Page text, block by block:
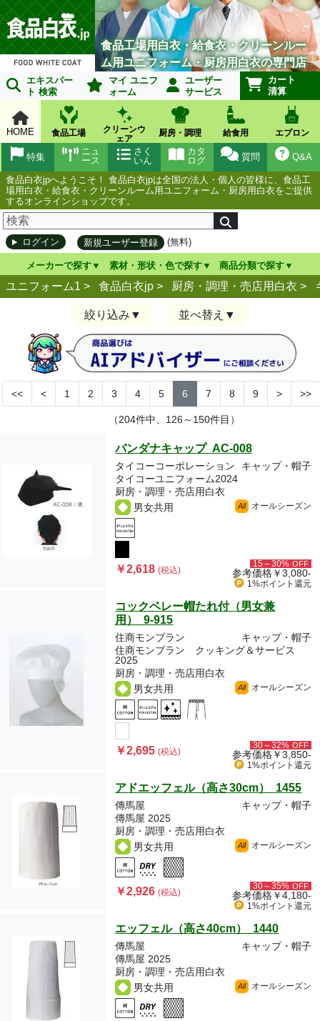
食品工場用白衣・給食衣・クリーンルー
ム用ユニフォーム・厨房用白衣の専門店
エキスパー
ト 検索
マイ ユニフ
ォーム
ユーザー
サービス
カート
清算
HOME 食品工場
クリーンウ
ェア
厨房・調理 給食用 エプロン
Q&A
質問
カタ
ログ
さく
いん
ニュ
ース
特集
食品白衣jpへようこそ！ 食品白衣jpは全国の法人・個人の皆様に、食品工
場用白衣・給食衣・クリーンルーム用ユニフォーム・厨房用白衣をご提供
するオンラインショップです。
ログイン 新規ユーザー登録 (無料)
メーカーで探す 素材・形状・色で探す 商品分類で探す
ユニフォーム1 > 食品白衣jp > 厨房・調理・売店用白衣 >
絞り込み 並べ替え
<< < 1 2 3 4 5 6 7 8 9 > >>
（204件中、126～150件目）
バンダナキャップ AC-008
タイコーコーポレーション
キャップ・帽子
タイコーユニフォーム2024
厨房・調理・売店用白衣
男女共用
All オールシーズン
￥2,618(税込)
15～30% OFF
参考価格￥3,080-
1%ポイント 還元
コックベレー帽たれ付（男女兼
用） 9-915
住商モンブラン
キャップ・帽子
住商モンブラン クッキング＆サービス
2025
厨房・調理・売店用白衣
男女共用
All オールシーズン
￥2,695(税込)
30～32% OFF
参考価格￥3,850-
1%ポイント 還元
アドエッフェル（高さ30cm） 1455
傳馬屋
キャップ・帽子
傳馬屋 2025
厨房・調理・売店用白衣
男女共用
All オールシーズン
￥2,926(税込)
30～35% OFF
参考価格￥4,180-
1%ポイント 還元
エッフェル（高さ40cm） 1440
傳馬屋
キャップ・帽子
傳馬屋 2025
厨房・調理・売店用白衣
男女共用
All オールシーズン